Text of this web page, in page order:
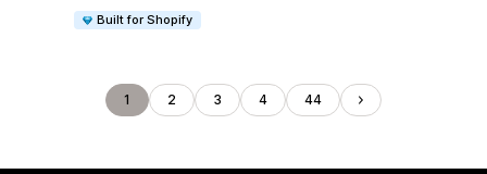
Built for Shopify
1 2 3 4 44